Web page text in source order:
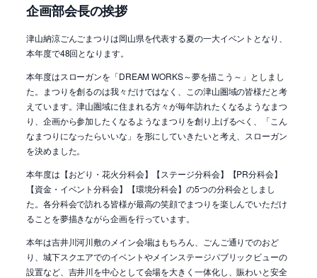
企画部会長の挨拶
津山納涼ごんごまつりは岡山県を代表する夏の一大イベントとなり、
本年度で48回となります。
本年度はスローガンを「DREAM WORKS～夢を描こう～」としまし
た。まつりを創るのは我々だけではなく、この津山圏域の皆様だと考
えています。津山圏域に住まれる方々が毎年訪れたくなるようなまつ
り、企画から参加したくなるようなまつりを創り上げるべく、「こん
なまつりになったらいいな」を形にしていきたいと考え、スローガン
を決めました。
本年度は【おどり・花火分科会】【ステージ分科会】【PR分科会】
【資金・イベント分科会】【環境分科会】の5つの分科会としまし
た。各分科会で訪れる皆様が最高の笑顔でまつりを楽しんでいただけ
ることを夢描きながら企画を行っています。
本年は吉井川河川敷のメイン会場はもちろん、ごんご通りでのおど
り、城下スクエアでのイベントやメインステージパブリックビューの
設置など、吉井川を中心として会場を大きく一体化し、賑わいと安全